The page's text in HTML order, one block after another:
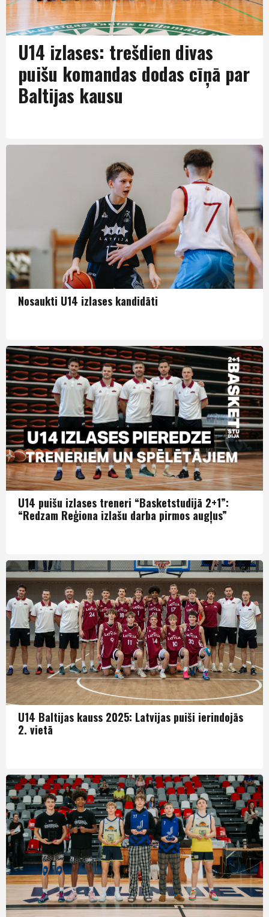
U14 izlases: trešdien divas
puišu komandas dodas cīņā par
Baltijas kausu
Nosaukti U14 izlases kandidāti
Puiši U14
U14 puišu izlases treneri “Basketstudijā 2+1”:
“Redzam Reģiona izlašu darba pirmos augļus”
Puiši U14
U14 Baltijas kauss 2025: Latvijas puiši ierindojās
2. vietā
Puiši U14